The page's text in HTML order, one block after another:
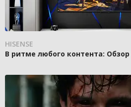
HISENSE
В ритме любого контента: Обзор